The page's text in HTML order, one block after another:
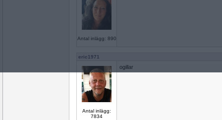
Antal inlägg: 890
eric1971
Antal inlägg:
7834
ogillar